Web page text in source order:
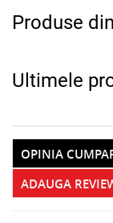
Produse
Ultimele
ADAUGA
OPINIA